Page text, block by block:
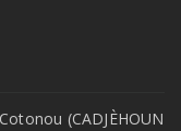
(CADJÈHOUN